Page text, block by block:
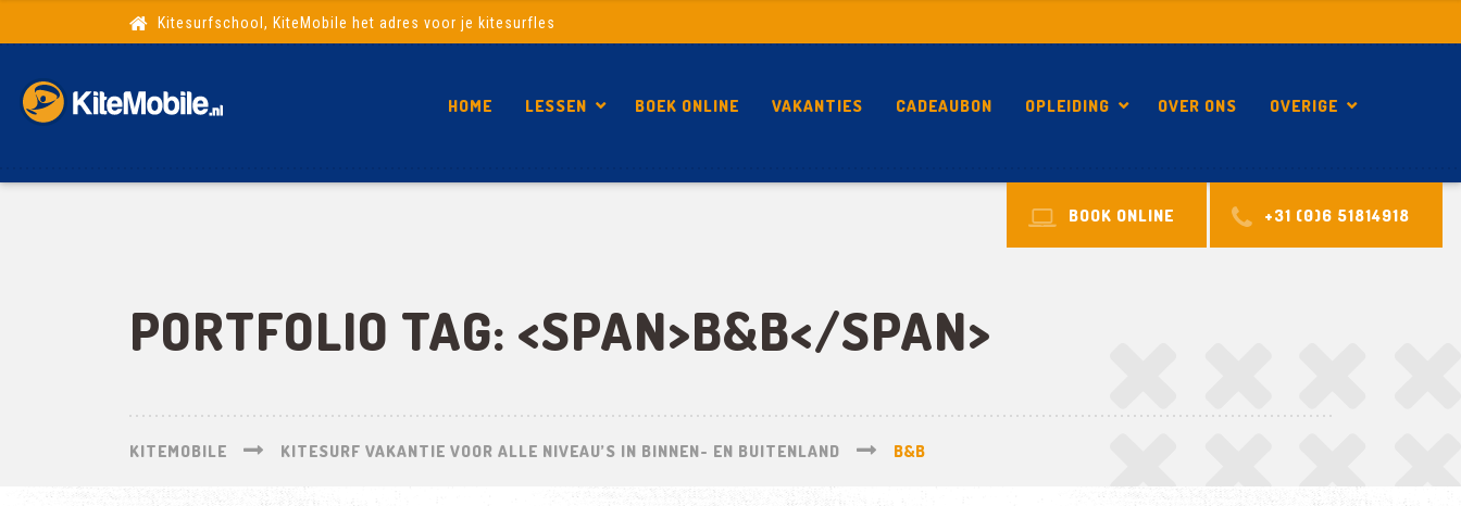
Kitesurfschool, KiteMobile het adres voor je kitesurfles
HOME LESSEN BOEK ONLINE VAKANTIES CADEAUBON OPLEIDING OVER ONS OVERIGE
BOOK ONLINE +31 (0)6 51814918
PORTFOLIO TAG: <SPAN>B&B</SPAN>
KITEMOBILE KITESURF VAKANTIE VOOR ALLE NIVEAU’S IN BINNEN- EN BUITENLAND B&B